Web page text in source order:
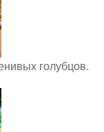
голубцов.